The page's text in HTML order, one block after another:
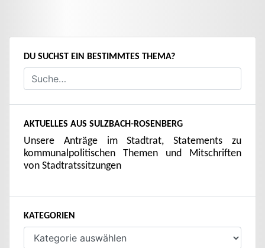
DU SUCHST EIN BESTIMMTES THEMA?
AKTUELLES AUS SULZBACH-ROSENBERG
Unsere Anträge im Stadtrat, Statements zu
kommunalpolitischen Themen und Mitschriften
von Stadtratssitzungen
KATEGORIEN